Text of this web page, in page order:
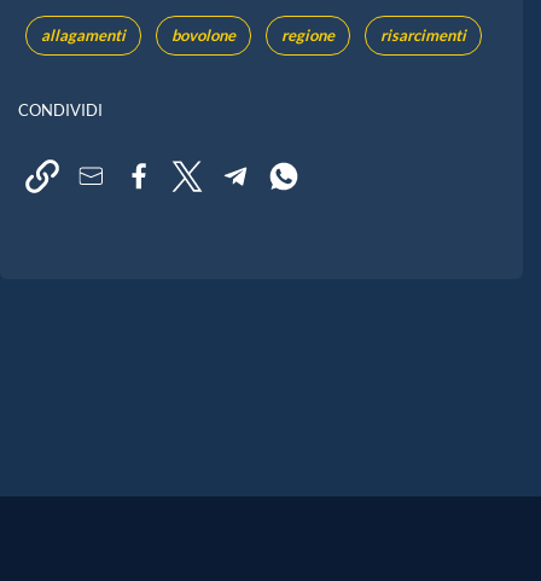
allagamenti bovolone regione risarcimenti
CONDIVIDI